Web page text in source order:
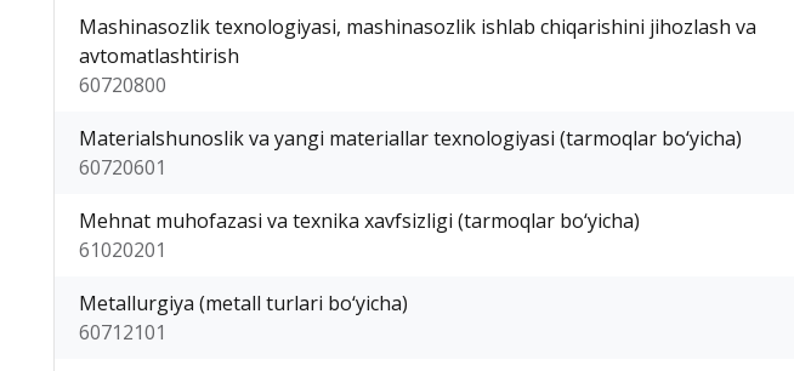
Mashinasozlik texnologiyasi, mashinasozlik ishlab chiqarishini jihozlash va
avtomatlashtirish
60720800
Materialshunoslik va yangi materiallar texnologiyasi (tarmoqlar bo‘yicha)
60720601
Mehnat muhofazasi va texnika xavfsizligi (tarmoqlar bo‘yicha)
61020201
Metallurgiya (metall turlari bo‘yicha)
60712101